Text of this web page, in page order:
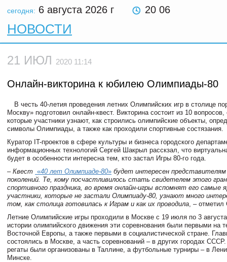
сегодня: 6 августа 2026 г 20 06
НОВОСТИ
21 ИЮЛ 2020 11:14
Онлайн-викторина к юбилею Олимпиады-80
В честь 40-летия проведения летних Олимпийских игр в столице
Москву» подготовил онлайн-квест. Викторина состоит из 10 вопросов,
которые участники узнают, как строились олимпийские объекты,
символы Олимпиады, а также как проходили спортивные состязания.
Куратор IT-проектов в сфере культуры и бизнеса городского
информационных технологий Сергей Шакрыл расскзал, что
будет в особенности интересна тем, кто застал Игры 80-го года.
– Квест «40 лет Олимпиаде-80» будет интересен представителям
поколений. Те, кому посчастливилось стать свидетелем этого
спортивного праздника, во время онлайн-игры вспомнят его
участники, которые не застали Олимпиаду-80, узнают много
том, как столица готовилась к Играм и как их проводила, –
Летние Олимпийские игры проходили в Москве с 19 июля по 3
истории олимпийского движения эти соревнования были первыми на
Восточной Европы, а также первыми в социалистической стране.
состоялись в Москве, а часть соревнований – в других городах
регаты были организованы в Таллине, а футбольные турниры – в
Минске.